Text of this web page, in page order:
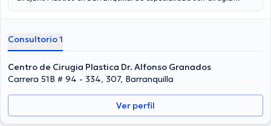
relacionado con Abdominoplastia, Aumento de senos, Liposucción,
Consultorio 1
Centro de Cirugia Plastica Dr. Alfonso Granados
Carrera 51B # 94 - 334, 307, Barranquilla
Ver perfil